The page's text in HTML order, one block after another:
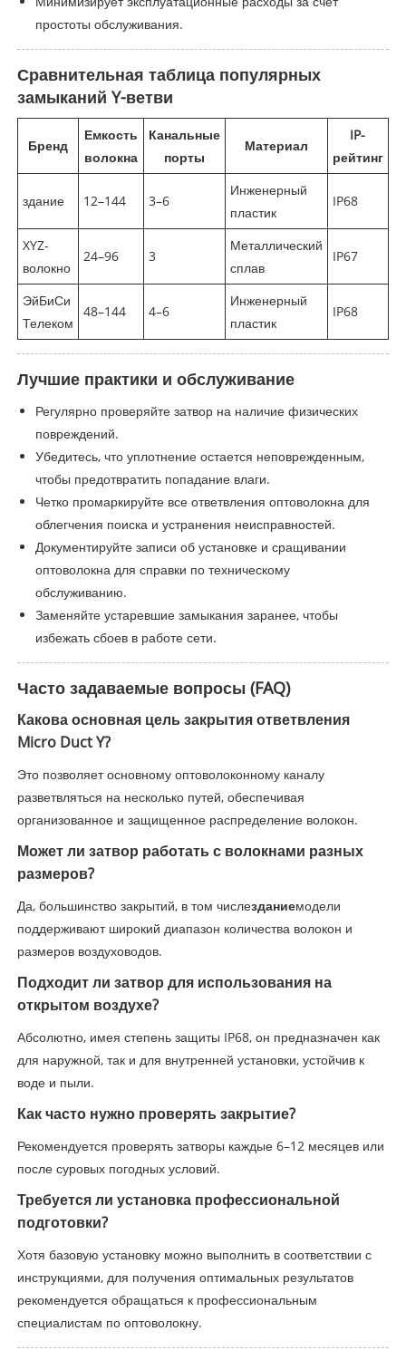
простоты обслуживания.
Сравнительная таблица популярных
замыканий Y-ветви
Бренд
Емкость
волокна
Канальные
порты
Материал
IP-
рейтинг
здание 12–144 3–6
Инженерный
пластик
IP68
XYZ-
волокно
24–96 3
Металлический
сплав
IP67
ЭйБиСи
Телеком
48–144 4–6
Инженерный
пластик
IP68
Лучшие практики и обслуживание
Регулярно проверяйте затвор на наличие физических
повреждений.
Убедитесь, что уплотнение остается неповрежденным,
чтобы предотвратить попадание влаги.
Четко промаркируйте все ответвления оптоволокна для
облегчения поиска и устранения неисправностей.
Документируйте записи об установке и сращивании
оптоволокна для справки по техническому
обслуживанию.
Заменяйте устаревшие замыкания заранее, чтобы
избежать сбоев в работе сети.
Часто задаваемые вопросы (FAQ)
Какова основная цель закрытия ответвления
Micro Duct Y?
Это позволяет основному оптоволоконному каналу
разветвляться на несколько путей, обеспечивая
организованное и защищенное распределение волокон.
Может ли затвор работать с волокнами разных
размеров?
Да, большинство закрытий, в том числезданиемодели
поддерживают широкий диапазон количества волокон и
размеров воздуховодов.
Подходит ли затвор для использования на
открытом воздухе?
Абсолютно, имея степень защиты IP68, он предназначен как
для наружной, так и для внутренней установки, устойчив к
воде и пыли.
Как часто нужно проверять закрытие?
Рекомендуется проверять затворы каждые 6–12 месяцев или
после суровых погодных условий.
Требуется ли установка профессиональной
подготовки?
Хотя базовую установку можно выполнить в соответствии с
инструкциями, для получения оптимальных результатов
рекомендуется обращаться к профессиональным
специалистам по оптоволокну.